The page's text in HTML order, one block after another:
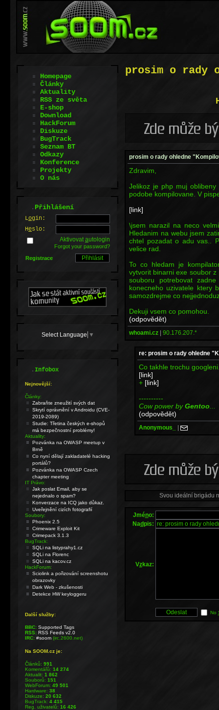
prosim o rady
prosim o rady ohledne
Zdravim,
Jelikoz je php muj
podobe kompilovane. V
[link]
\jsem narazil na neco
Hledanim na webu jsem
chtel pozadat o adu vas..
velice rad.
To co hledam je
vytvorit binarni exe soubor
souboru potrebovat
konecneho uzivatele ktery
samozdrejme co
Dekuji vsem co pomohou.
(odpovědět)
whoami.cz | 90.176.207.*
re: prosim o rady ohledne
Co takhle trochu
[link]
+ [link]
----------
Cow power byGentoo
(odpovědět)
Anonymous_ |
Svou ideální brigádu
Jméno:
Nadpis:
Vzkaz:
No
Homepage
Články
Aktuality
RSS ze světa
E-shop
Download
HackForum
Diskuze
BugTrack
Seznam BT
Odkazy
Konference
Projekty
O nás
.Přihlášení
Login:
Heslo:
Aktivovatautologin
Forgot your password?
Registrace
Select Language ▼
.Infobox
Nejnovější:
Články:
Zabraňte zneužití svých dat
Skrytí oprávnění v Androidu (CVE-
2019-2089)
Studie: Třetina českých e-shopů
má bezpečnostní problémy!
Aktuality:
Pozvánka na OWASP meetup v
Brně
Co nyní dělají zakladatelé hacking
portálů?
Pozvánka na OWASP Czech
chapter meeting
IT Právo:
Jak poslat Email, aby se
nejednalo o spam?
Konverzace na ICQ jako důkaz.
Uveřejnění cizích fotografií
Soubory:
Phoenix 2.5
Crimeware Exploit Kit
Crimepack 3.1.3
BugTrack:
SQLi na listyprahy1.cz
SQLi na Florenc
SQLi na kacov.cz
HackForum:
Sciolink a pořizování screenshotu
obrazovky
Dark Web - zkušenosti
Detekce HW keyloggeru
Další služby:
BBC: Supported Tags
RSS: RSS Feeds v2.0
IRC: #soom(irc.2600.net)
Na SOOM.cz je:
Článků:991
Komentářů:14 274
Aktualit:1 862
Souborů:151
WebForum:49 501
Hardware:38
Diskuze:20 632
BugTrack:4 415
Reg. uživatelů:16 426